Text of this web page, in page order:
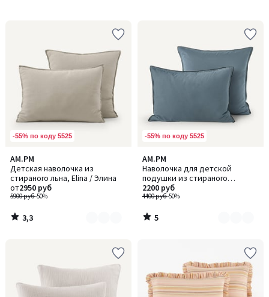
-55% по коду 5525
AM.PM
Детская наволочка из
стираного льна, Elina / Элина
5900 руб-50%
от2950 руб
3,3
/ 5
Количество
цветов:
2
3,3
/
-55% по коду 5525
AM.PM
Наволочка для детской
подушки из стираного
биохлопкового плотна, Gypse /
Джипс
4400 руб-50%
2200 руб
5
/
5
Количество
цветов:
3
5
/